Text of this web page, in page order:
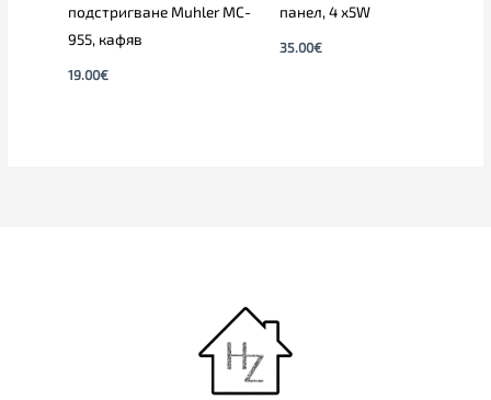
подстригване Muhler MC-
955, кафяв
19.00€
панел, 4 х5W
35.00€